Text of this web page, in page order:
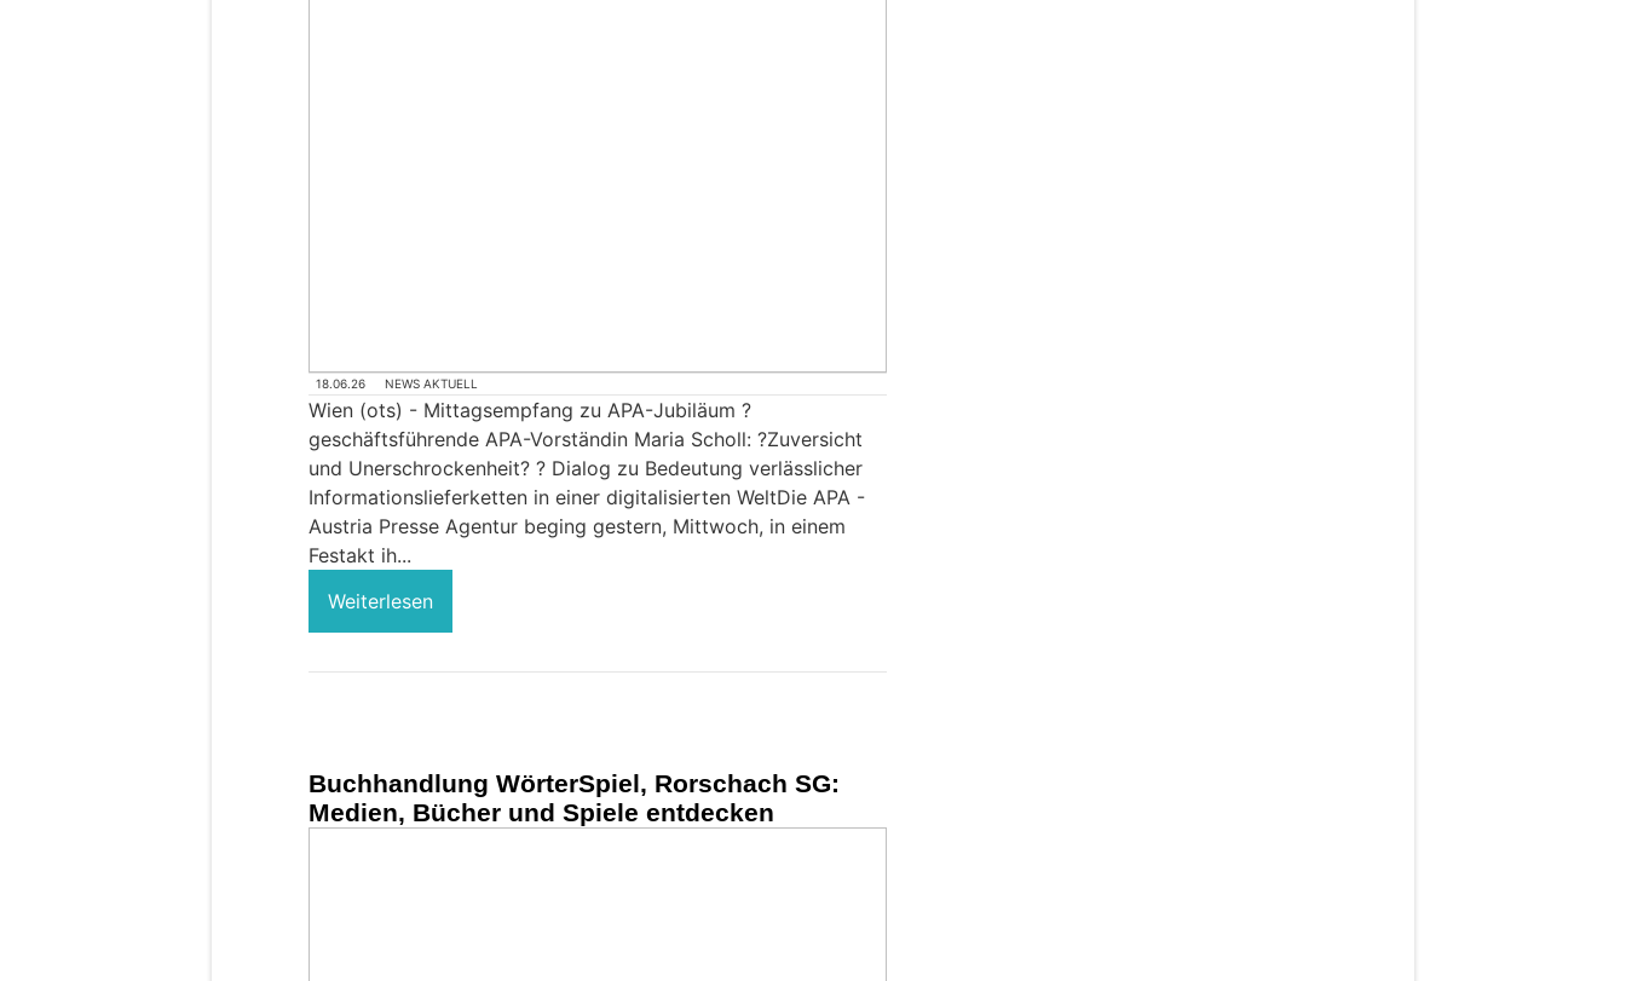
18.06.26 NEWS AKTUELL
Wien (ots) - Mittagsempfang zu APA-Jubiläum ?
geschäftsführende APA-Vorständin Maria Scholl: ?Zuversicht
und Unerschrockenheit? ? Dialog zu Bedeutung verlässlicher
Informationslieferketten in einer digitalisierten WeltDie APA -
Austria Presse Agentur beging gestern, Mittwoch, in einem
Festakt ih...
Weiterlesen
Buchhandlung WörterSpiel, Rorschach SG:
Medien, Bücher und Spiele entdecken